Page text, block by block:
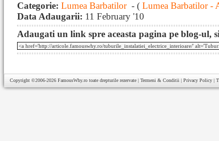
Categorie: Lumea Barbatilor- ( Lumea Barbatilor -
Data Adaugarii: 11 February '10
Adaugati un link spre aceasta pagina pe blog-ul,
Copyright ©2006-2026 FamousWhy.ro toate drepturile rezervate | Termeni & Conditii | Privacy Policy |